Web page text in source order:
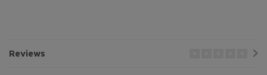
Reviews